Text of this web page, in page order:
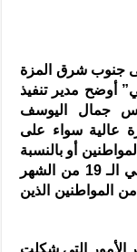
جنوب شرق المزة
أوضح مدير تنفيذ
66 المهندس جمال اليوسف
عالية سواء على
أو بالنسبة
لتنفيذ البنى التحتية حيث أعلنت المديرية في الـ 19 من الشهر
المواطنين الذين
الأمور التي شكلت